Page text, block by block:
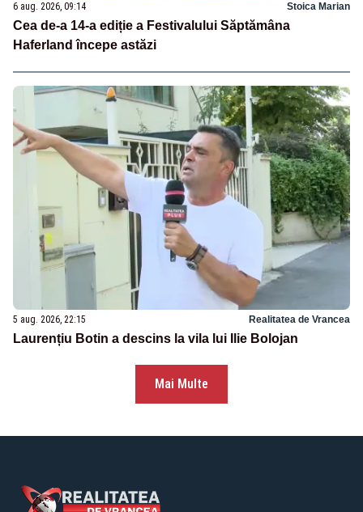
6 aug. 2026, 09:14 Stoica Marian
Cea de-a 14-a ediție a Festivalului Săptămâna
Haferland începe astăzi
5 aug. 2026, 22:15 Realitatea de Vrancea
Laurențiu Botin a descins la vila lui Ilie Bolojan
Mai Multe